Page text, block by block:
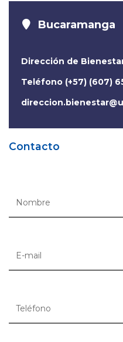
Bucaramanga
Dirección de
Teléfono (+57) (607)
Contacto